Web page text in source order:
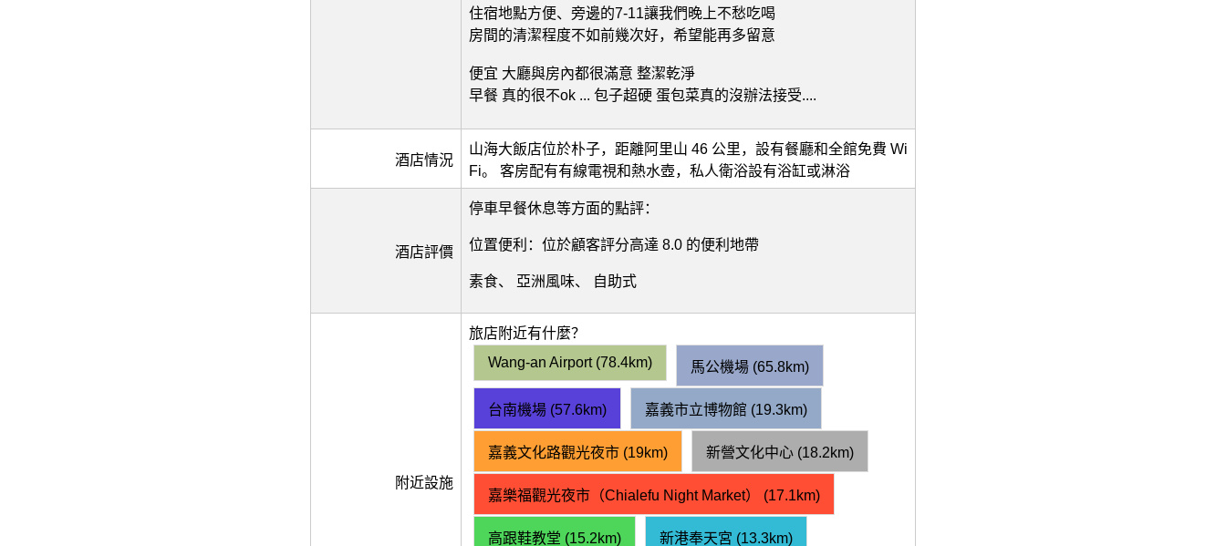
住宿地點方便、旁邊的7-11讓我們晚上不愁吃喝
房間的清潔程度不如前幾次好，希望能再多留意
便宜 大廳與房內都很滿意 整潔乾淨
早餐 真的很不ok ... 包子超硬 蛋包菜真的沒辦法接受....
酒店情況
山海大飯店位於朴子，距離阿里山 46 公里，設有餐廳和全館免費 Wi
Fi。 客房配有有線電視和熱水壺，私人衛浴設有浴缸或淋浴
酒店評價
停車早餐休息等方面的點評：
位置便利：位於顧客評分高達 8.0 的便利地帶
素食、 亞洲風味、 自助式
附近設施
旅店附近有什麼？
Wang-an Airport (78.4km)
馬公機場 (65.8km)
台南機場 (57.6km) 嘉義市立博物館 (19.3km)
嘉義文化路觀光夜市 (19km) 新營文化中心 (18.2km)
嘉樂福觀光夜市（Chialefu Night Market） (17.1km)
高跟鞋教堂 (15.2km) 新港奉天宮 (13.3km)